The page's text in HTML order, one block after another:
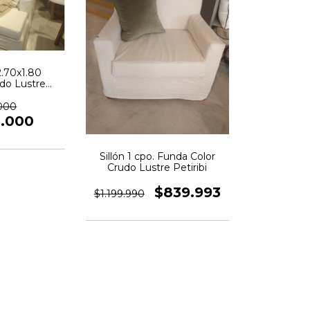
Lustre
Sillón 1 cpo. Funda Color
Crudo Lustre Petiribi
$1.199.990 $839.993